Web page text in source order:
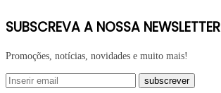
SUBSCREVA A NOSSA NEWSLETTER
Promoções, notícias, novidades e muito mais!